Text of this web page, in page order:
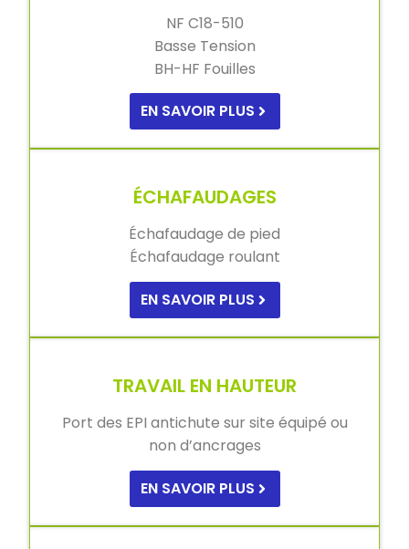
NF C18-510
Basse Tension
BH-HF Fouilles
EN SAVOIR PLUS
ÉCHAFAUDAGES
Échafaudage de pied
Échafaudage roulant
EN SAVOIR PLUS
TRAVAIL EN HAUTEUR
Port des EPI antichute sur site équipé ou
non d’ancrages
EN SAVOIR PLUS